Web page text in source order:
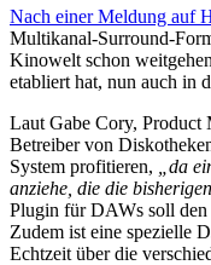
Nach einer Meldung auf
Multikanal-Surround-
Kinowelt schon
etabliert hat, nun auch in
Laut Gabe Cory, Product
Betreiber von
System profitieren,
„da
anziehe, die die
Plugin für DAWs soll
Zudem ist eine spezielle
Echtzeit über die